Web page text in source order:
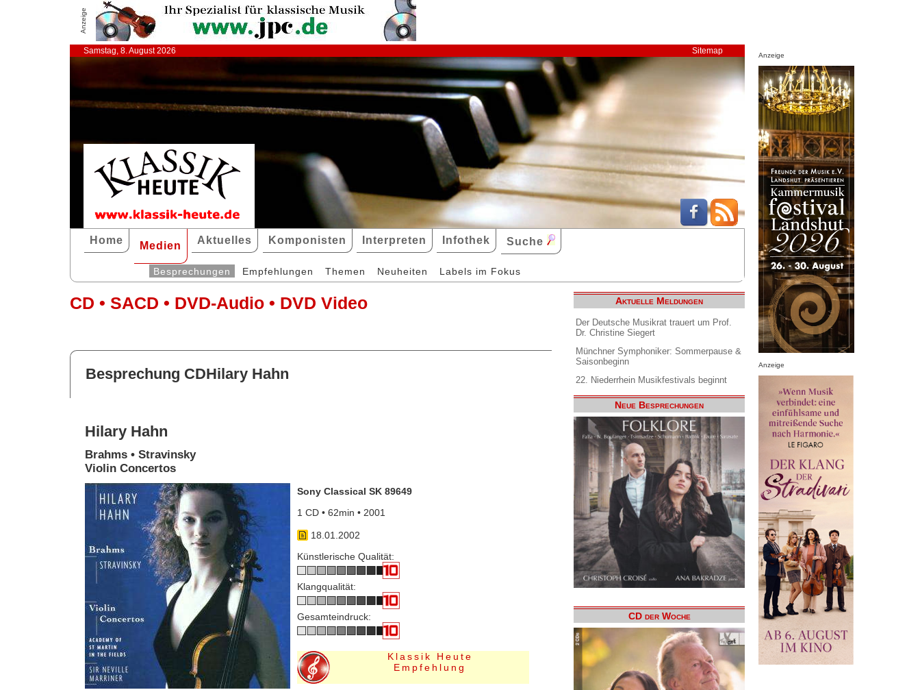
Anzeige
Samstag, 8. August 2026 Sitemap
Home Medien Aktuelles Komponisten Interpreten Infothek Suche
Besprechungen Empfehlungen Themen Neuheiten Labels im Fokus
CD • SACD • DVD-Audio • DVD Video
Besprechung CDHilary Hahn
Hilary Hahn
Brahms • Stravinsky
Violin Concertos
Sony Classical SK 89649
1 CD • 62min • 2001
18.01.2002
Künstlerische Qualität:
Klangqualität:
Gesamteindruck:
Klassik Heute
Empfehlung
Aktuelle Meldungen
Der Deutsche Musikrat trauert um Prof.
Dr. Christine Siegert
Münchner Symphoniker: Sommerpause &
Saisonbeginn
22. Niederrhein Musikfestivals beginnt
Neue Besprechungen
CD der Woche
Anzeige
Anzeige